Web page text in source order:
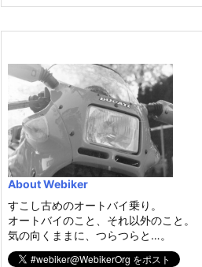
About Webiker
すこし古めのオートバイ乗り。
オートバイのこと、それ以外のこと。
気の向くままに、つらつらと…。